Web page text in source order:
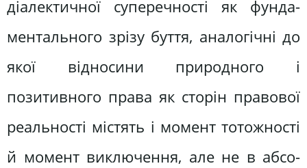
діалектичної суперечності як фунда­
ментального зрізу буття, аналогічні до
якої відносини природного і
позитивного права як сторін правової
реальності містять і момент тотожності
й момент виключення, але не в абсо­